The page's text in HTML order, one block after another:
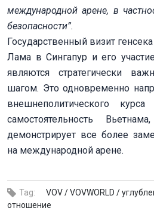
международной арене, в
безопасности”.
Государственный визит
Лама в Сингапур и его
являются стратегически
шагом. Это одновременно
внешнеполитического
самостоятельность
демонстрирует все более
на международной арене.
Tag: VOV /VOVWORLD /
отношение